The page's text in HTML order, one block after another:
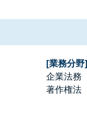
[業務分野]
企業法
著作権法